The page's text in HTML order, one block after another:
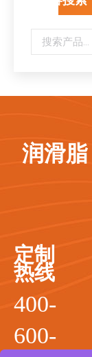
润滑
定制
热线
400-
600-